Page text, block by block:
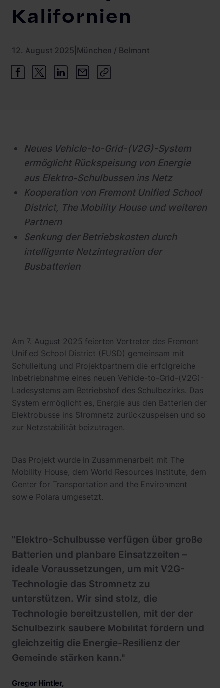
Busflotten
Ladeinfrastruktur-Betreiber
Hotels
Systemarchitektur
Betrieb und Monitoring
Product Updates
Referenzen
Kalifornien
12. August 2025 München / Belmont
Neues Vehicle-to-Grid-(V2G)-System
ermöglicht Rückspeisung von Energie
aus Elektro-Schulbussen ins Netz
Kooperation von Fremont Unified School
District, The Mobility House und weiteren
Partnern
Senkung der Betriebskosten durch
intelligente Netzintegration der
Busbatterien
Am 7. August 2025 feierten Vertreter des Fremont
Unified School District (FUSD) gemeinsam mit
Schulleitung und Projektpartnern die erfolgreiche
Inbetriebnahme eines neuen Vehicle-to-Grid-(V2G)-
Ladesystems am Betriebshof des Schulbezirks. Das
System ermöglicht es, Energie aus den Batterien der
Elektrobusse ins Stromnetz zurückzuspeisen und so
zur Netzstabilität beizutragen.
Das Projekt wurde in Zusammenarbeit mit The
Mobility House, dem World Resources Institute, dem
Center for Transportation and the Environment
sowie Polara umgesetzt.
"Elektro-Schulbusse verfügen über große
Batterien und planbare Einsatzzeiten –
ideale Voraussetzungen, um mit V2G-
Technologie das Stromnetz zu
unterstützen. Wir sind stolz, die
Technologie bereitzustellen, mit der der
Schulbezirk saubere Mobilität fördern und
gleichzeitig die Energie-Resilienz der
Gemeinde stärken kann."
Gregor Hintler,